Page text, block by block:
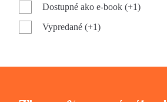
Dostupné ako e-book (+1)
Vypredané (+1)